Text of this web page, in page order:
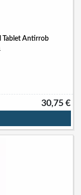
Tablet Antirrob
30,75 €